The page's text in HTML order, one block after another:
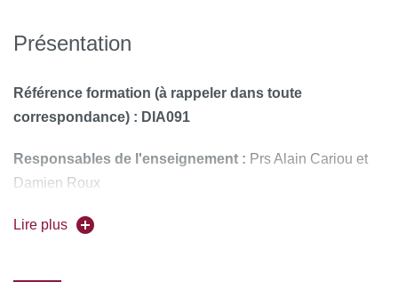
Présentation
Référence formation (à rappeler dans toute
correspondance) : DIA091
Responsables de l'enseignement : Prs Alain Cariou et
Damien Roux
Forme de l'enseignement :
Lire plus